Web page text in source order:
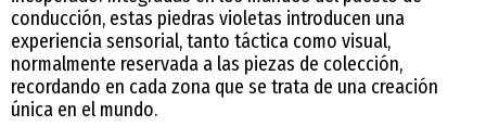
conducción, estas piedras violetas introducen una
experiencia sensorial, tanto táctica como visual,
normalmente reservada a las piezas de colección,
recordando en cada zona que se trata de una creación
única en el mundo.